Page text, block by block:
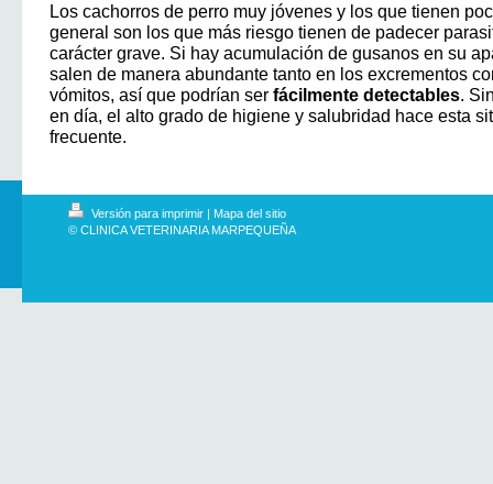
Los cachorros de perro muy jóvenes y los que tienen
general son los que más riesgo tienen de padecer
carácter grave. Si hay acumulación de gusanos en su
salen de manera abundante tanto en los excrementos
vómitos, así que podrían ser fácilmente detectables.
en día, el alto grado de higiene y salubridad hace esta
frecuente.
Versión para imprimir | Mapa del sitio
© CLINICA VETERINARIA MARPEQUEÑA